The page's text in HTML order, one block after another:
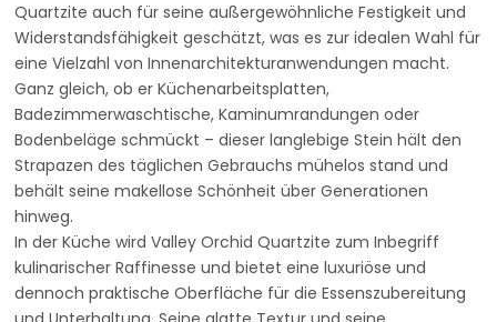
Quartzite auch für seine außergewöhnliche Festigkeit und
Widerstandsfähigkeit geschätzt, was es zur idealen Wahl für
eine Vielzahl von Innenarchitekturanwendungen macht.
Ganz gleich, ob er Küchenarbeitsplatten,
Badezimmerwaschtische, Kaminumrandungen oder
Bodenbeläge schmückt – dieser langlebige Stein hält den
Strapazen des täglichen Gebrauchs mühelos stand und
behält seine makellose Schönheit über Generationen
hinweg.
In der Küche wird Valley Orchid Quartzite zum Inbegriff
kulinarischer Raffinesse und bietet eine luxuriöse und
dennoch praktische Oberfläche für die Essenszubereitung